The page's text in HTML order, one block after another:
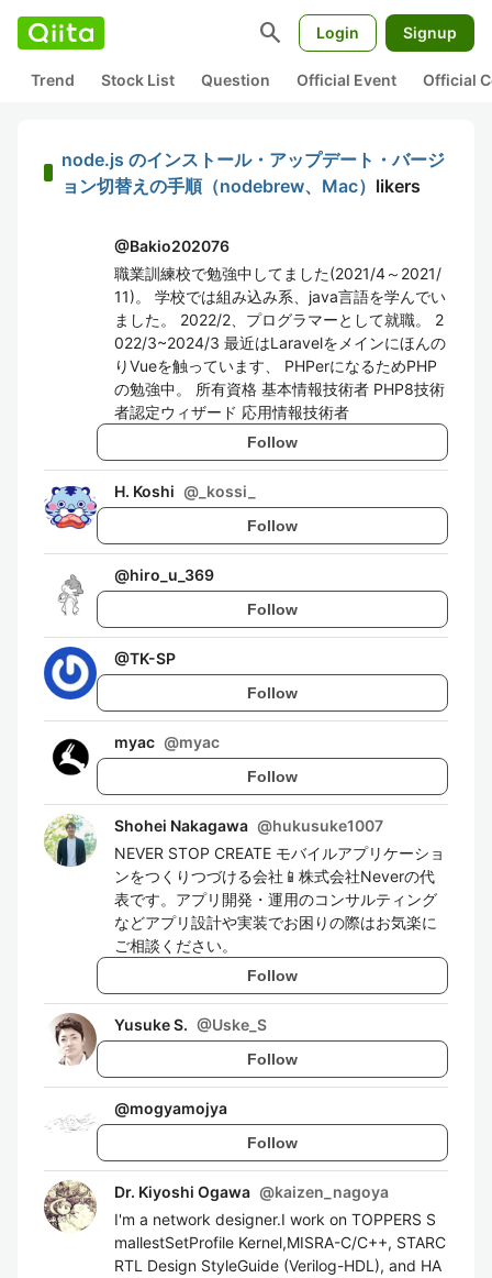
search Login Signup
Trend Stock List Question Official Event Official
node.js のインストール・アップデート・バージ
ョン切替えの手順（nodebrew、Mac） likers
@Bakio202076
職業訓練校で勉強中してました(2021/4～2021/
11)。 学校では組み込み系、java言語を学んでい
ました。 2022/2、プログラマーとして就職。 2
022/3~2024/3 最近はLaravelをメインにほんの
りVueを触っています、 PHPerになるためPHP
の勉強中。 所有資格 基本情報技術者 PHP8技術
者認定ウィザード 応用情報技術者
Follow
H. Koshi @ _kossi_
Follow
@hiro_u_369
Follow
@TK-SP
Follow
myac @myac
Follow
Shohei Nakagawa @hukusuke1007
NEVER STOP CREATE モバイルアプリケーショ
ンをつくりつづける会社📱株式会社Neverの代
表です。アプリ開発・運用のコンサルティング
などアプリ設計や実装でお困りの際はお気楽に
ご相談ください。
Follow
Yusuke S. @Uske_S
Follow
@mogyamojya
Follow
Dr. Kiyoshi Ogawa @kaizen_nagoya
I'm a network designer.I work on TOPPERS S
mallestSetProfile Kernel,MISRA-C/C++, STARC
RTL Design StyleGuide (Verilog-HDL), and HA